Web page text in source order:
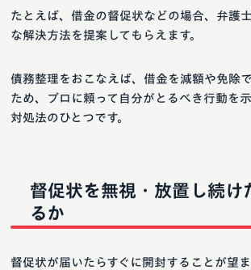
たとえば、借金の督促状などの場合、弁護
な解決方法を提案してもらえます。
債務整理をおこなえば、借金を減額や免除
ため、プロに頼って自分がとるべき行動を
対処法のひとつです。
督促状を無視・放置し続け
るか
督促状が届いたらすぐに開封することが望